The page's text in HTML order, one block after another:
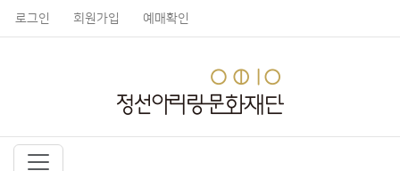
로그인 회원가입 예매확인